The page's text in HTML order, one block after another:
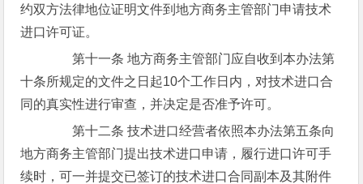
约双方法律地位证明文件到地方商务主管部门申请技术
进口许可证。
第十一条 地方商务主管部门应自收到本办法第
十条所规定的文件之日起10个工作日内，对技术进口合
同的真实性进行审查，并决定是否准予许可。
第十二条 技术进口经营者依照本办法第五条向
地方商务主管部门提出技术进口申请，履行进口许可手
续时，可一并提交已签订的技术进口合同副本及其附件